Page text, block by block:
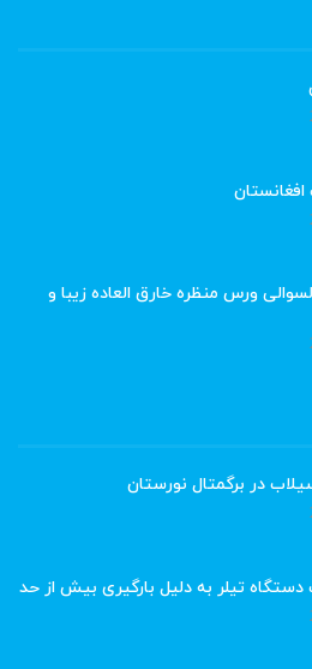
ورس منظره خارق العاده زیبا و
در برگمتال نورستان
تیلر به دلیل بارگیری بیش از حد